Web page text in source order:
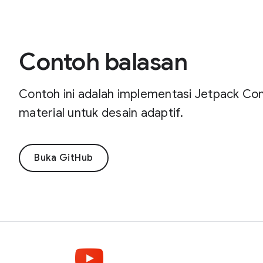
Contoh balasan
Contoh ini adalah implementasi Jetpack
material untuk desain adaptif.
Buka GitHub